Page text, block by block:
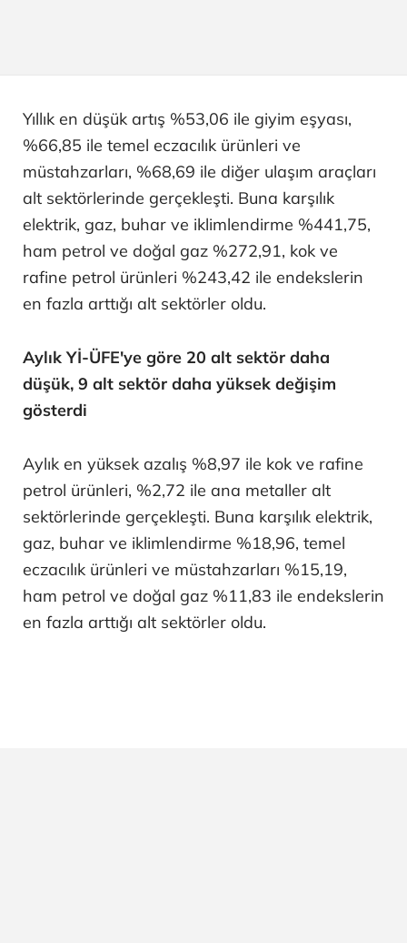
Yıllık en düşük artış %53,06 ile giyim eşyası,
%66,85 ile temel eczacılık ürünleri ve
müstahzarları, %68,69 ile diğer ulaşım araçları
alt sektörlerinde gerçekleşti. Buna karşılık
elektrik, gaz, buhar ve iklimlendirme %441,75,
ham petrol ve doğal gaz %272,91, kok ve
rafine petrol ürünleri %243,42 ile endekslerin
en fazla arttığı alt sektörler oldu.
Aylık Yİ-ÜFE'ye göre 20 alt sektör daha
düşük, 9 alt sektör daha yüksek değişim
gösterdi
Aylık en yüksek azalış %8,97 ile kok ve rafine
petrol ürünleri, %2,72 ile ana metaller alt
sektörlerinde gerçekleşti. Buna karşılık elektrik,
gaz, buhar ve iklimlendirme %18,96, temel
eczacılık ürünleri ve müstahzarları %15,19,
ham petrol ve doğal gaz %11,83 ile endekslerin
en fazla arttığı alt sektörler oldu.